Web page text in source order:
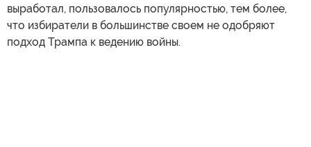
выработал, пользовалось популярностью, тем более,
что избиратели в большинстве своем не одобряют
подход Трампа к ведению войны.